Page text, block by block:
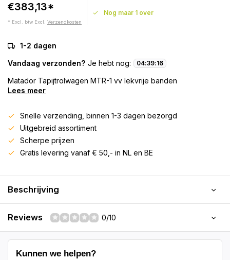
€383,13*
* Excl. btw Excl. Verzendkosten
Nog maar 1 over
1-2 dagen
Vandaag verzonden? Je hebt nog: 04:39:16
Matador Tapijtrolwagen MTR-1 vv lekvrije banden
Lees meer
Snelle verzending, binnen 1-3 dagen bezorgd
Uitgebreid assortiment
Scherpe prijzen
Gratis levering vanaf € 50,- in NL en BE
Beschrijving
Reviews 0/10
Kunnen we helpen?